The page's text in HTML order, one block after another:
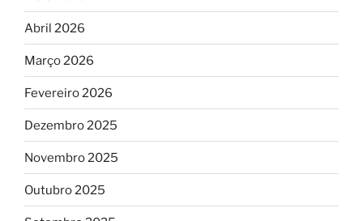
Abril 2026
Março 2026
Fevereiro 2026
Dezembro 2025
Novembro 2025
Outubro 2025